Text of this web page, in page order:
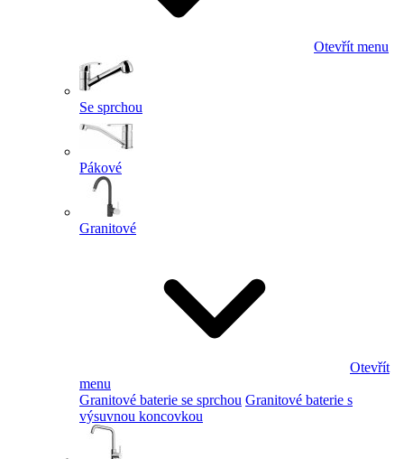
Otevřít menu
Se sprchou
Pákové
Granitové
Otevřít
menu
Granitové baterie se sprchou Granitové baterie s
výsuvnou koncovkou